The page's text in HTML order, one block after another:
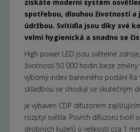
získáte moderní systém
spotřebou, dlouhou životností a
údržbou. Svítidla jsou díky své
velmi hygienická a snadno se
High power LED jsou světelné
životností 50 000 hodin beze změny
výborný index barevného podání
skladbou se shodují se skutečným
je vybaven CDP difuzorem
rozptyl světla. Povrch difuzoru tvoří
drobných kuželů o velikosti cca 1